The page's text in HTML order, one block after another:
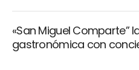
«San Miguel Comparte”
gastronómica con